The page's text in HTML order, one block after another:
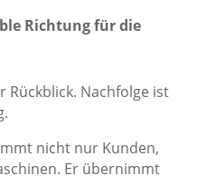
Richtung für die
Rückblick. Nachfolge ist
nicht nur Kunden,
Er übernimmt